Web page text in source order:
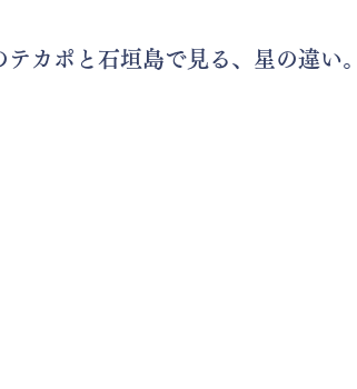
カポと石垣島で見る、星の違い。